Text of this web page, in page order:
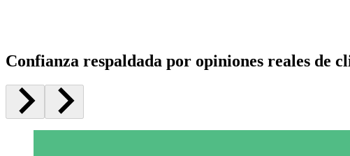
Confianza respaldada por opiniones reales de